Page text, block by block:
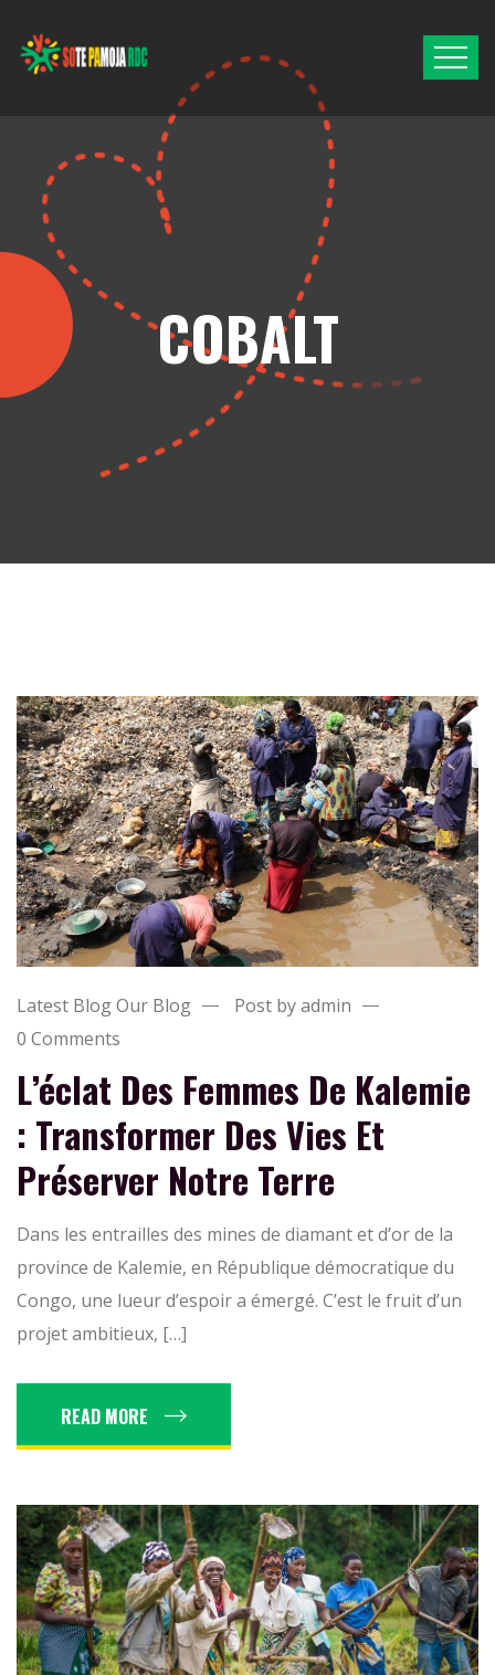
COBALT
Latest BlogOur Blog
Post by admin
0 Comments
L’éclat Des Femmes De Kalemie
: Transformer Des Vies Et
Préserver Notre Terre
Dans les entrailles des mines de diamant et d’or de la
province de Kalemie, en République démocratique du
Congo, une lueur d’espoir a émergé. C’est le fruit d’un
projet ambitieux, […]
READ MORE